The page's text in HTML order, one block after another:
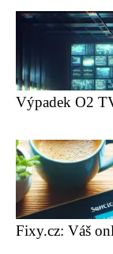
Výpadek O2
Fixy.cz: Váš